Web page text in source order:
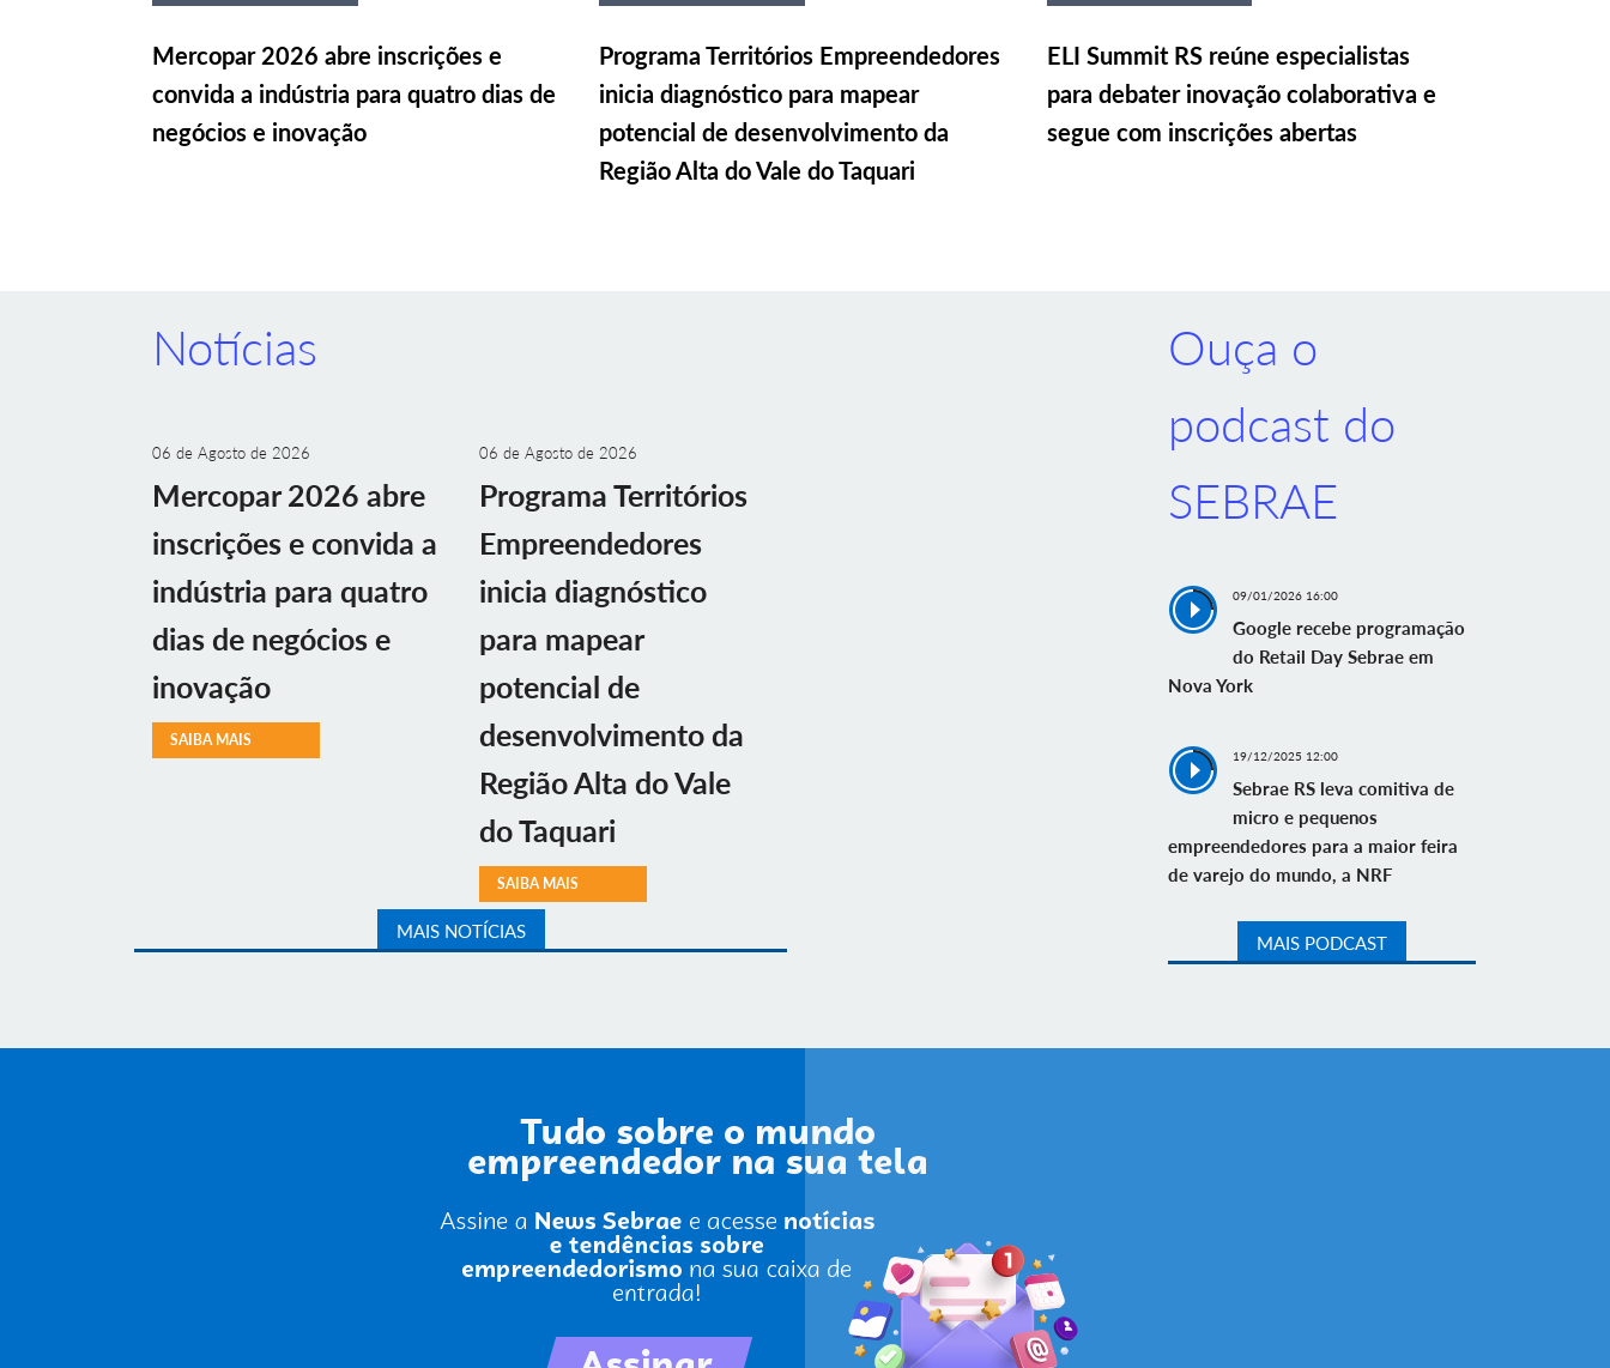
Mercopar 2026 abre inscrições e
convida a indústria para quatro dias de
negócios e inovação
Programa Territórios Empreendedores
inicia diagnóstico para mapear
potencial de desenvolvimento da
Região Alta do Vale do Taquari
ELI Summit RS reúne especialistas
para debater inovação colaborativa e
segue com inscrições abertas
Notícias
06 de Agosto de 2026
Mercopar 2026 abre
inscrições e convida a
indústria para quatro
dias de negócios e
inovação
SAIBA MAIS
06 de Agosto de 2026
Programa Territórios
Empreendedores
inicia diagnóstico
para mapear
potencial de
desenvolvimento da
Região Alta do Vale
do Taquari
SAIBA MAIS
MAIS NOTÍCIAS
Ouça o
podcast do
SEBRAE
09/01/2026 16:00
Google recebe programação
do Retail Day Sebrae em
Nova York
19/12/2025 12:00
Sebrae RS leva comitiva de
micro e pequenos
empreendedores para a maior feira
de varejo do mundo, a NRF
MAIS PODCAST